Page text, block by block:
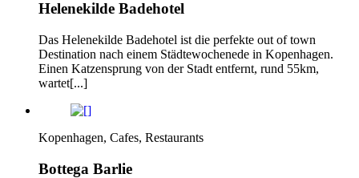
Helenekilde Badehotel
Das Helenekilde Badehotel ist die perfekte out of town
Destination nach einem Städtewochenede in Kopenhagen.
Einen Katzensprung von der Stadt entfernt, rund 55km,
wartet[...]
Kopenhagen, Cafes, Restaurants
Bottega Barlie